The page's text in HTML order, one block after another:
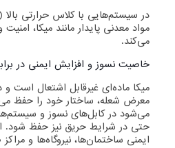
مواد معدنی پایدار مانند میکا،
می‌کند.
خاصیت نسوز و افزایش ایمنی در
میکا ماده‌ای غیرقابل اشتعال است و
معرض شعله، ساختار خود را حفظ
می‌شود در کابل‌های نسوز و
حتی در شرایط حریق نیز حفظ
ایمنی ساختمان‌ها، نیروگاه‌ها و